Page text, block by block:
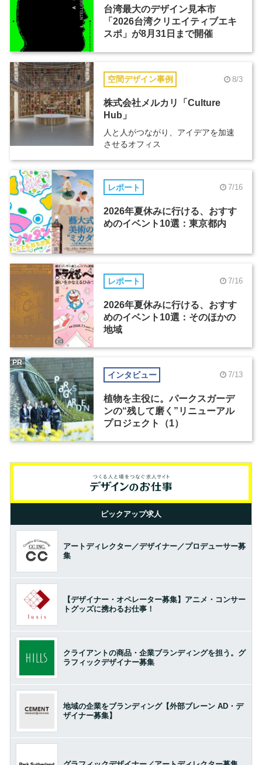
台湾最大のデザイン見本市
「2026台湾クリエイティブエキ
スポ」が8月31日まで開催
空間デザイン事例 8/3
株式会社メルカリ「Culture
Hub」
人と人がつながり、アイデアを加速
させるオフィス
レポート 7/16
2026年夏休みに行ける、おすす
めのイベント10選：東京都内
レポート 7/16
2026年夏休みに行ける、おすす
めのイベント10選：そのほかの
地域
インタビュー 7/13
植物を主役に。パークスガーデ
ンの“残して磨く”リニューアル
プロジェクト（1）
PR
ピックアップ求人
アートディレクター／デザイナー／プロデューサー募
集
【デザイナー・オペレーター募集】アニメ・コンサー
トグッズに携わるお仕事！
クライアントの商品・企業ブランディングを担う。グ
ラフィックデザイナー募集
地域の企業をブランディング【外部ブレーン AD・デ
ザイナー募集】